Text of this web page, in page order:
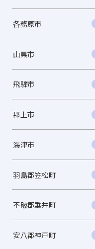
各務原市
山県市
飛騨市
郡上市
海津市
羽島郡笠松町
不破郡垂井町
安八郡神戸町